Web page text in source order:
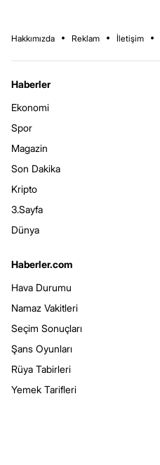
Hakkımızda Reklam İletişim
Haberler
Ekonomi
Spor
Magazin
Son Dakika
Kripto
3.Sayfa
Dünya
Haberler.com
Hava Durumu
Namaz Vakitleri
Seçim Sonuçları
Şans Oyunları
Rüya Tabirleri
Yemek Tarifleri